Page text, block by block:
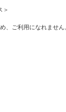
＞
、ご利用になれません